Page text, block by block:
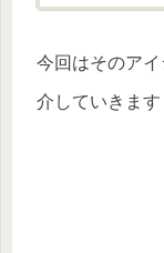
今回はそのア
介していきます